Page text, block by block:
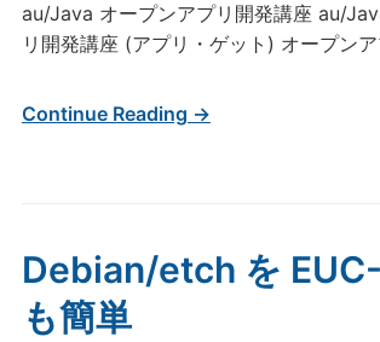
au/Java オープンアプリ開発講座 au/
リ開発講座 (アプリ・ゲット) オープン
Continue Reading →
Debian/etch を
も簡単